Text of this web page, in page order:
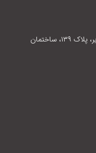
بلوار میرداماد، جنب مسجد الغدیر، پلاک ١٣٩، ساختمان